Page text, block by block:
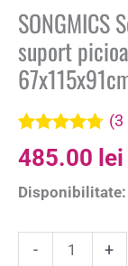
SONGMICS
suport
Evaluat la
4.67din 5
3
evaluări de
(3
485.00 lei
Disponibilitate:
- +